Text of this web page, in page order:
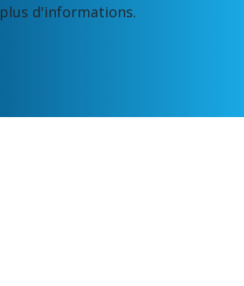
plus d'informations.